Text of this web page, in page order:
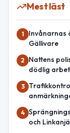
Mest läst
1
Invånarnas
Gällivare
2
Nattens
dödlig
3
4
och